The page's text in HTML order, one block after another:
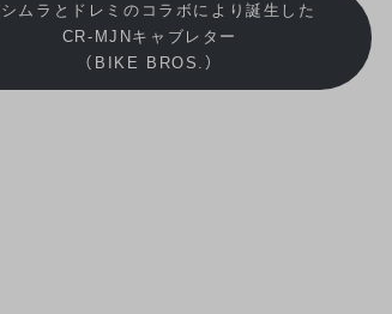
シムラとドレミのコラボにより誕生した
CR-MJNキャブレター
（BIKE BROS.）